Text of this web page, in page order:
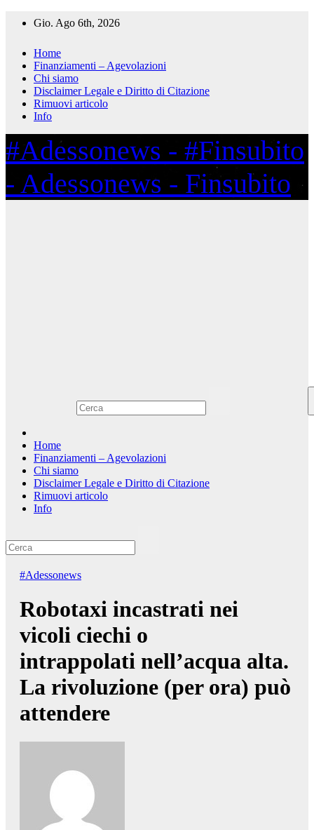
Gio. Ago 6th, 2026
Home
Finanziamenti – Agevolazioni
Chi siamo
Disclaimer Legale e Diritto di Citazione
Rimuovi articolo
Info
#Adessonews - #Finsubito
- Adessonews - Finsubito
Home
Finanziamenti – Agevolazioni
Chi siamo
Disclaimer Legale e Diritto di Citazione
Rimuovi articolo
Info
#Adessonews
Robotaxi incastrati nei
vicoli ciechi o
intrappolati nell’acqua alta.
La rivoluzione (per ora) può
attendere